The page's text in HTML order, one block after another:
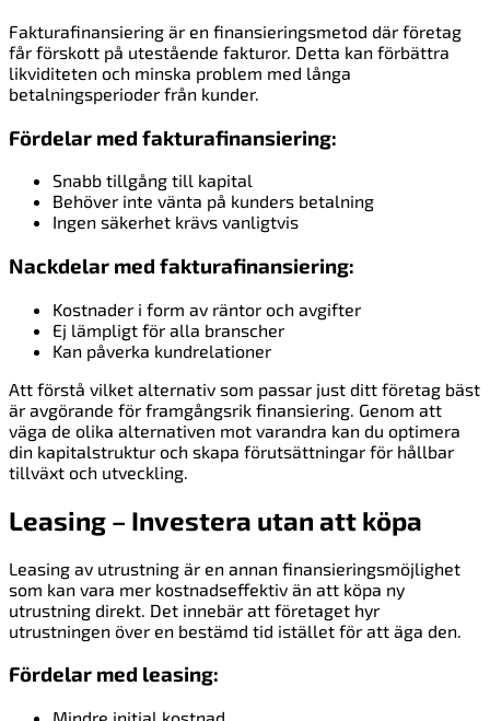
Fakturafinansiering är en finansieringsmetod där företag
får förskott på utestående fakturor. Detta kan förbättra
likviditeten och minska problem med långa
betalningsperioder från kunder.
Fördelar med fakturafinansiering:
Snabb tillgång till kapital
Behöver inte vänta på kunders betalning
Ingen säkerhet krävs vanligtvis
Nackdelar med fakturafinansiering:
Kostnader i form av räntor och avgifter
Ej lämpligt för alla branscher
Kan påverka kundrelationer
Att förstå vilket alternativ som passar just ditt företag bäst
är avgörande för framgångsrik finansiering. Genom att
väga de olika alternativen mot varandra kan du optimera
din kapitalstruktur och skapa förutsättningar för hållbar
tillväxt och utveckling.
Leasing – Investera utan att köpa
Leasing av utrustning är en annan finansieringsmöjlighet
som kan vara mer kostnadseffektiv än att köpa ny
utrustning direkt. Det innebär att företaget hyr
utrustningen över en bestämd tid istället för att äga den.
Fördelar med leasing: